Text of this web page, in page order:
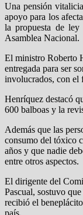
Una pensión
apoyo para los
la propuesta de
Asamblea Nacional.
El ministro Roberto
entregada para ser
involucrados, con el
Henríquez destacó
600 balboas y la
Además que las
consumo del tóxico
años y que nadie
entre otros aspectos.
El dirigente del
Pascual, sostuvo
recibió el
país.